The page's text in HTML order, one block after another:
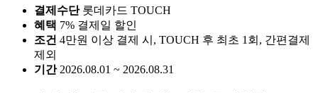
결제수단 롯데카드 TOUCH
혜택 7% 결제일 할인
조건 4만원 이상 결제 시, TOUCH 후 최초 1회, 간편결제
제외
기간 2026.08.01 ~ 2026.08.31